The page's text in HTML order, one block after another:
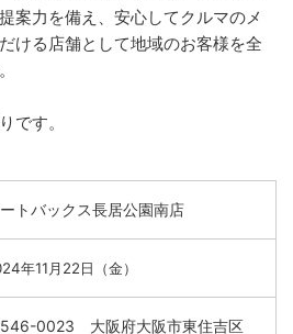
案力を備え、安心してクルマのメ
ける店舗として地域のお客様を全
です。
トバックス長居公園南店
年11月22日（金）
0023 大阪府大阪市東住吉区